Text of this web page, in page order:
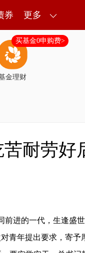
券 更多
金理财
买基金0申购费>
苦耐劳好
前进的一代，生逢盛
青年提出要求，寄予